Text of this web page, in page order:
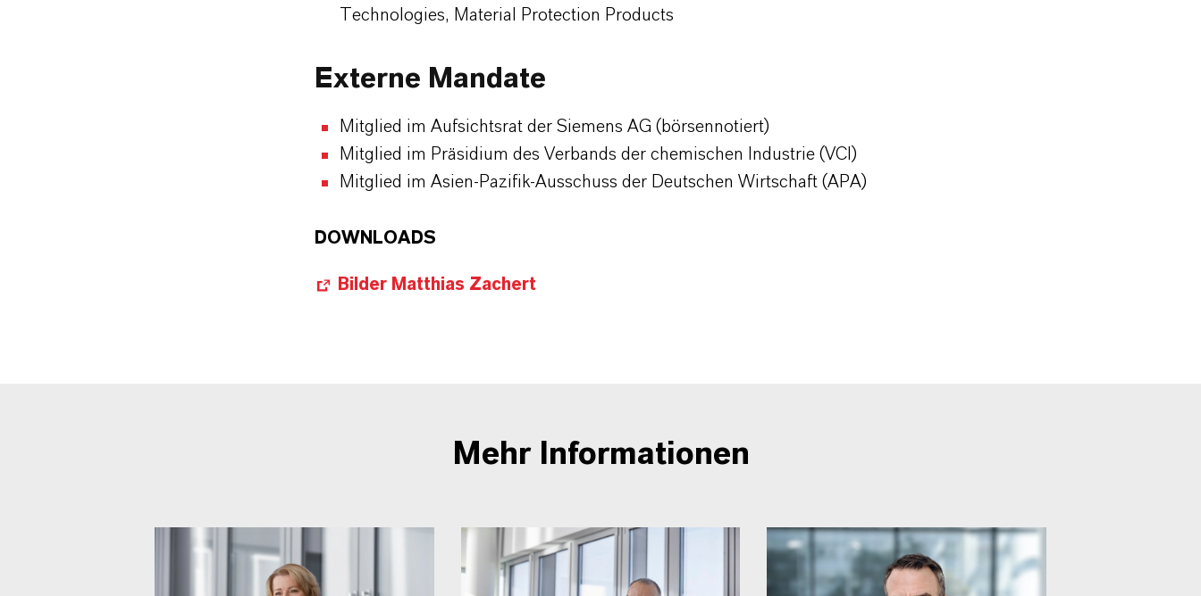
Technologies, Material Protection Products
Externe Mandate
Mitglied im Aufsichtsrat der Siemens AG (börsennotiert)
Mitglied im Präsidium des Verbands der chemischen Industrie (VCI)
Mitglied im Asien-Pazifik-Ausschuss der Deutschen Wirtschaft (APA)
DOWNLOADS
Bilder Matthias Zachert
Mehr Informationen